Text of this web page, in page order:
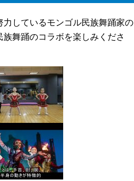
しているモンゴル民族舞踊家の
舞踊のコラボを楽しみくださ